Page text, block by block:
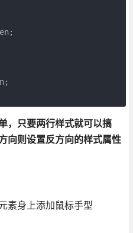
，只要两行样式就可以搞
向则设置反方向的样式属性
素身上添加鼠标手型